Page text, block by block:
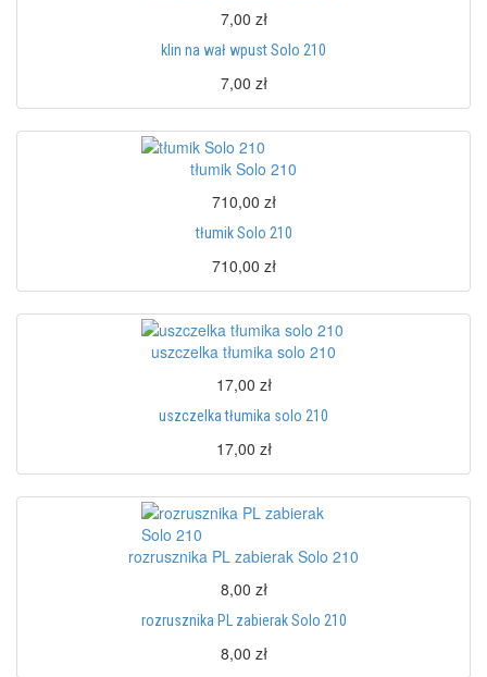
7,00 zł
klin na wał wpust Solo 210
7,00 zł
tłumik Solo 210
710,00 zł
tłumik Solo 210
710,00 zł
uszczelka tłumika solo 210
17,00 zł
uszczelka tłumika solo 210
17,00 zł
rozrusznika PL zabierak Solo 210
8,00 zł
rozrusznika PL zabierak Solo 210
8,00 zł